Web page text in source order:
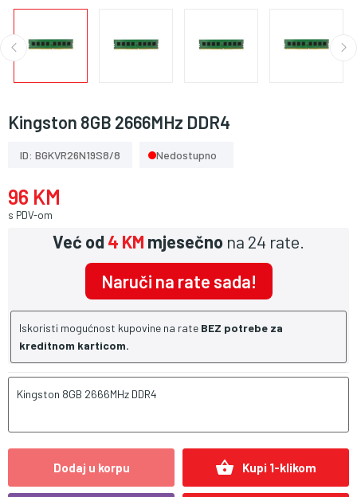
Kingston 8GB 2666MHz DDR4
ID: BGKVR26N19S8/8 Nedostupno
96 KM
s PDV-om
Već od4 KM mjesečno na 24 rate.
Naruči na rate sada!
Iskoristi mogućnost kupovine na rate BEZ potrebe za
kreditnom karticom.
Kingston 8GB 2666MHz DDR4
Dodaj u korpu shopping_basket Kupi 1-klikom